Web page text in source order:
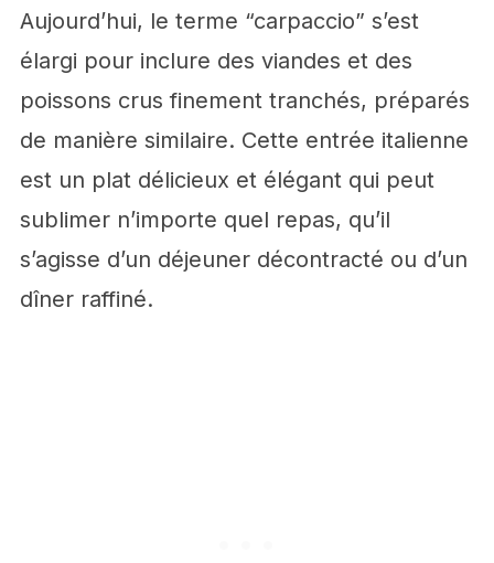
Aujourd’hui, le terme “carpaccio” s’est
élargi pour inclure des viandes et des
poissons crus finement tranchés, préparés
de manière similaire. Cette entrée italienne
est un plat délicieux et élégant qui peut
sublimer n’importe quel repas, qu’il
s’agisse d’un déjeuner décontracté ou d’un
dîner raffiné.